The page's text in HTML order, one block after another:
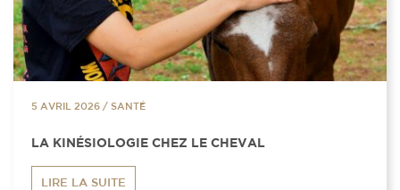
5 AVRIL 2026 / SANTÉ
LA KINÉSIOLOGIE CHEZ LE CHEVAL
LIRE LA SUITE